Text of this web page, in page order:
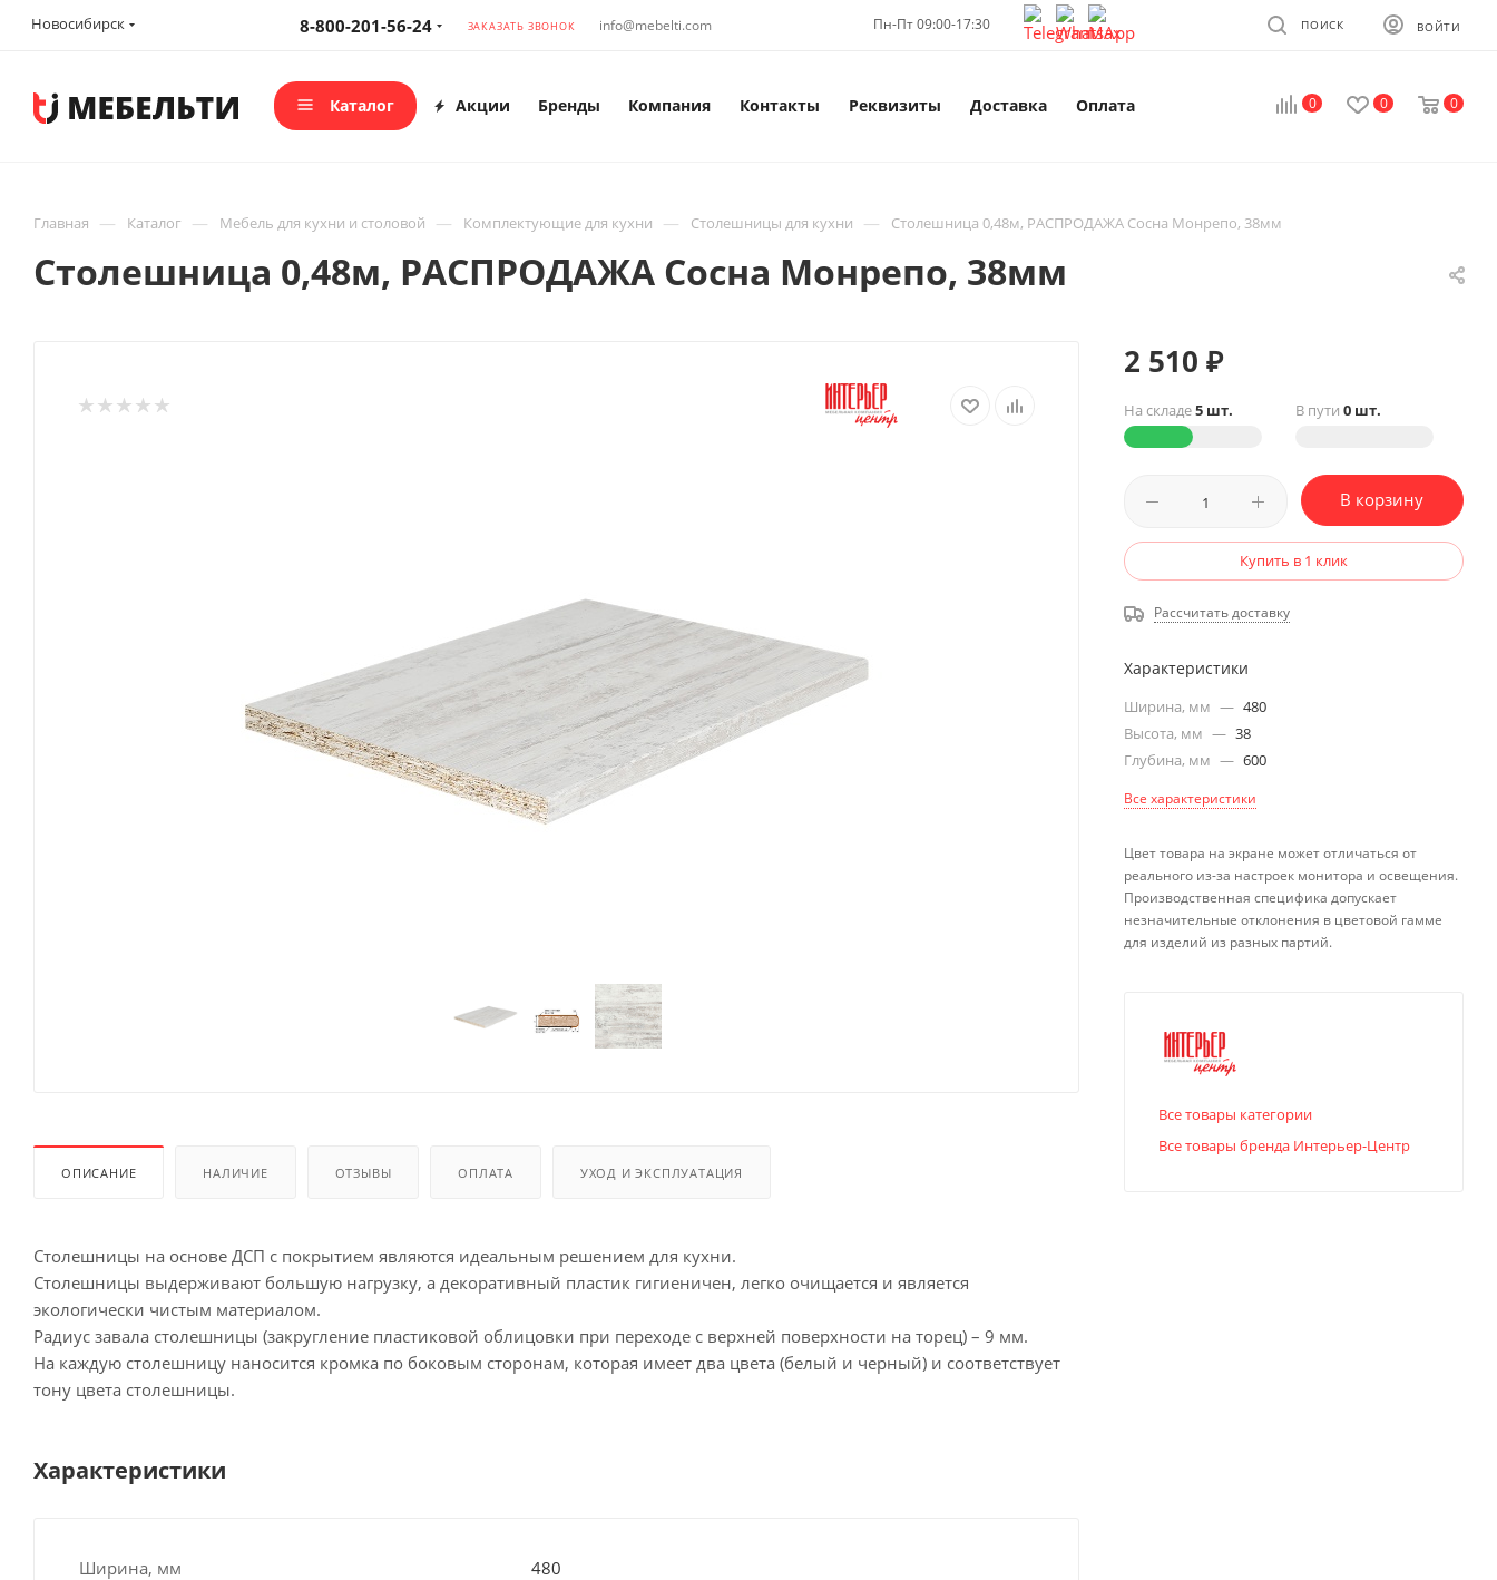
Новосибирск 8-800-201-56-24 ЗАКАЗАТЬ ЗВОНОК info@mebelti.com Пн-Пт 09:00-17:30 ВОЙТИ
ПОИСК
0 0 0
Каталог Акции Бренды Компания Контакты Реквизиты Доставка Оплата
Главная — Каталог — Мебель для кухни и столовой — Комплектующие для кухни — Столешницы для кухни — Столешница 0,48м, РАСПРОДАЖА Сосна Монрепо, 38мм
Столешница 0,48м, РАСПРОДАЖА Сосна Монрепо, 38мм
ОПИСАНИЕ НАЛИЧИЕ ОТЗЫВЫ ОПЛАТА УХОД И ЭКСПЛУАТАЦИЯ
Столешницы на основе ДСП с покрытием являются идеальным решением для кухни.
Столешницы выдерживают большую нагрузку, а декоративный пластик гигиеничен, легко очищается и является
экологически чистым материалом.
Радиус завала столешницы (закругление пластиковой облицовки при переходе с верхней поверхности на торец) – 9 мм.
На каждую столешницу наносится кромка по боковым сторонам, которая имеет два цвета (белый и черный) и соответствует
тону цвета столешницы.
Характеристики
Ширина, мм
480
2 510 ₽
На складе5 шт. В пути 0 шт.
В корзину
Купить в 1 клик
Рассчитать доставку
Характеристики
Ширина, мм — 480
Высота, мм — 38
Глубина, мм — 600
Все характеристики
Цвет товара на экране может отличаться от
реального из-за настроек монитора и освещения.
Производственная специфика допускает
незначительные отклонения в цветовой гамме
для изделий из разных партий.
Все товары категории
Все товары бренда Интерьер-Центр